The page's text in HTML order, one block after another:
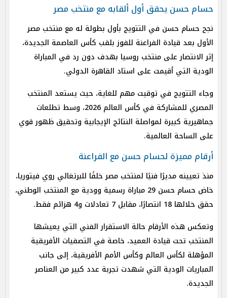
حسام حسن يحقق أول ألقابه مع منتخب مصر
نجح حسام حسن في التتويج بأول بطولة له مع منتخب مصر
الأول بعد قيادة الفراعنة للفوز بلقب كأس العاصمة الجديدة،
إثر الانتصار على منتخب روسيا بهدف دون رد في المباراة
الودية التي أقيمت على استاد القاهرة الدولي.
وجاء التتويج في توقيت مهم للغاية، حيث يستعد المنتخب
المصري للمشاركة في كأس العالم 2026، وسط تطلعات
جماهيرية كبيرة لمواصلة النتائج الإيجابية وتحقيق ظهور قوي
على الساحة العالمية.
أرقام مميزة لحسام حسن مع الفراعنة
منذ تعيينه مديرًا فنيًا لمنتخب مصر خلفًا للبرتغالي روي فيتوريا،
خاض حسام حسن 29 مباراة رسمية وودية مع المنتخب الوطني،
حقق خلالها 18 انتصارًا، مقابل 7 تعادلات و4 هزائم فقط.
وتعكس هذه الأرقام حالة الاستقرار الفني التي يعيشها
المنتخب تحت قيادة العميد، خاصة في التصفيات الأفريقية
المؤهلة لكأس العالم وكأس الأمم الأفريقية، إلى جانب
المباريات الودية التي شهدت تجربة عدد كبير من العناصر
الجديدة.